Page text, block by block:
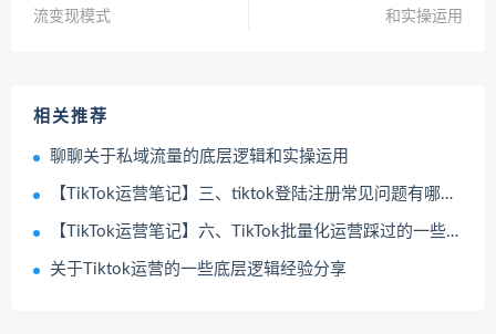
流变现模式
和实操运用
相关推荐
聊聊关于私域流量的底层逻辑和实操运用
【TikTok运营笔记】三、tiktok登陆注册常见问题有哪些？
【TikTok运营笔记】六、TikTok批量化运营踩过的一些坑？
关于Tiktok运营的一些底层逻辑经验分享